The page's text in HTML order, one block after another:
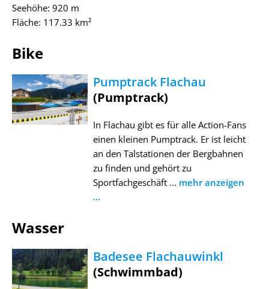
Seehöhe: 920 m
Fläche: 117.33 km²
Bike
Pumptrack Flachau
(Pumptrack)
In Flachau gibt es für alle Action-Fans
einen kleinen Pumptrack. Er ist leicht
an den Talstationen der Bergbahnen
zu finden und gehört zu
Sportfachgeschäft ... mehr anzeigen
...
Wasser
Badesee Flachauwinkl
(Schwimmbad)